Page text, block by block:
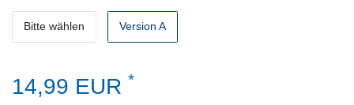
Bitte wählen Version A
14,99 EUR *